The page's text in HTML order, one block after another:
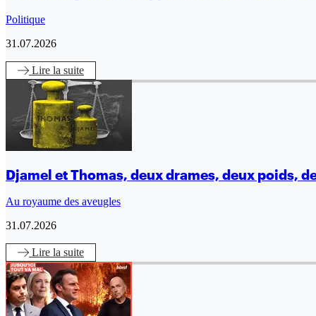
Politique
31.07.2026
Lire la suite
Djamel et Thomas, deux drames, deux poids,
Au royaume des aveugles
31.07.2026
Lire la suite